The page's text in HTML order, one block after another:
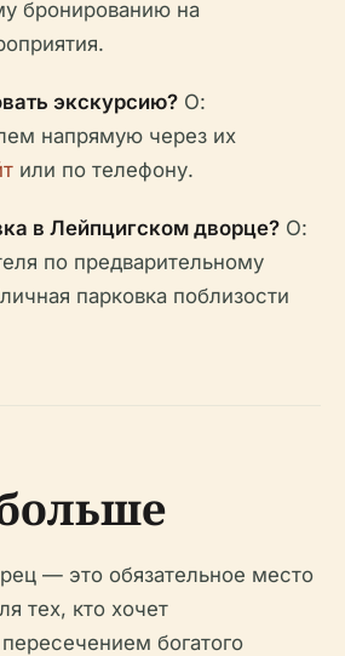
бронированию на
экскурсию? О:
напрямую через их
или по телефону.
в Лейпцигском дворце? О:
по предварительному
парковка поблизости
— это обязательное место
тех, кто хочет
богатого